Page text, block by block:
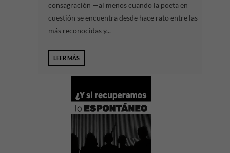
consagración —al menos cuando la poeta en
cuestión se encuentra desde hace rato entre las
más reconocidas y...
LEER MÁS